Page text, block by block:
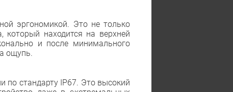
эргономикой. Это не только
находится на верхней
и после минимального
ощупь.
по стандарту IP67. Это высокий